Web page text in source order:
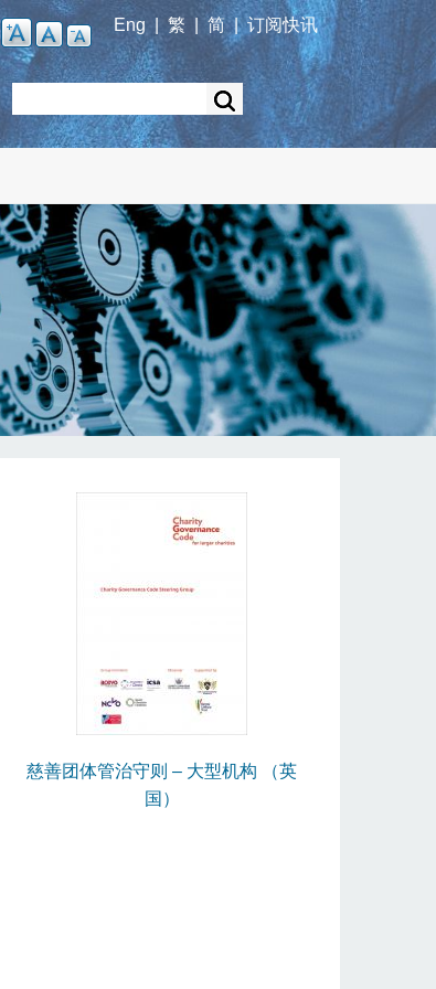
Eng 繁 简| 订阅快讯
慈善团体管治守则 – 大型机构 （英
国）